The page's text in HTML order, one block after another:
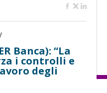
Banca): “La
i controlli e
degli